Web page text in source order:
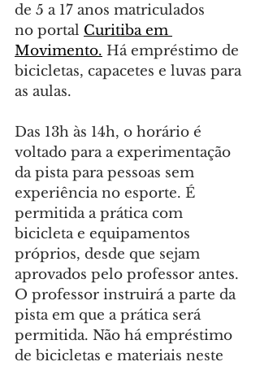
de 5 a 17 anos matriculados
no portal Curitiba em
Movimento. Há empréstimo de
bicicletas, capacetes e luvas para
as aulas.
Das 13h às 14h, o horário é
voltado para a experimentação
da pista para pessoas sem
experiência no esporte. É
permitida a prática com
bicicleta e equipamentos
próprios, desde que sejam
aprovados pelo professor antes.
O professor instruirá a parte da
pista em que a prática será
permitida. Não há empréstimo
de bicicletas e materiais neste